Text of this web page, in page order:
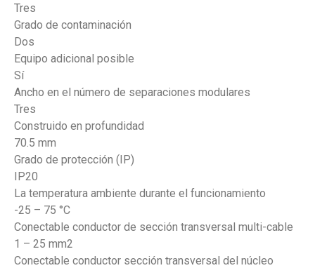
Tres
Grado de contaminación
Dos
Equipo adicional posible
Sí
Ancho en el número de separaciones modulares
Tres
Construido en profundidad
70.5 mm
Grado de protección (IP)
IP20
La temperatura ambiente durante el funcionamiento
-25 – 75 °C
Conectable conductor de sección transversal multi-cable
1 – 25 mm2
Conectable conductor sección transversal del núcleo